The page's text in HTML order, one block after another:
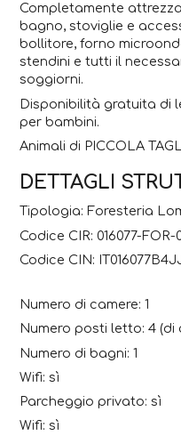
Completamente
bagno, stoviglie e
bollitore, forno
stendini e tutti il
soggiorni.
Disponibilità gratuita di
per bambini.
Animali di PICCOLA
DETTAGLI
Tipologia: Foresteria
Codice CIR: 016077-FOR-
Codice CIN:
Numero di camere: 1
Numero posti letto: 4 (di
Numero di bagni: 1
Wifi: sì
Parcheggio privato: sì
Wifi: sì